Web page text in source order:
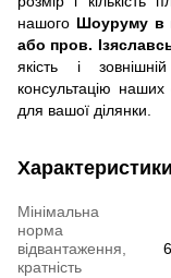
нашого Шоуруму в
або пров.
якість і
консультацію наших
для вашої ділянки.
Характеристики
Мінімальна
норма
відвантаження,
кратність